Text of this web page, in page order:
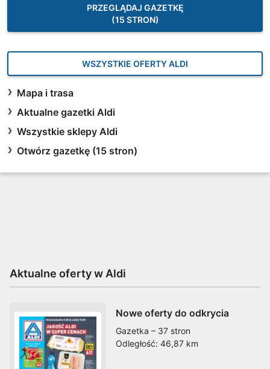
PRZEGLĄDAJ GAZETKĘ
(15 STRON)
WSZYSTKIE OFERTY ALDI
Mapa i trasa
Aktualne gazetki Aldi
Wszystkie sklepy Aldi
Otwórz gazetkę (15 stron)
Aktualne oferty w Aldi
Nowe oferty do odkrycia
Gazetka – 37 stron
Odległość: 46,87 km